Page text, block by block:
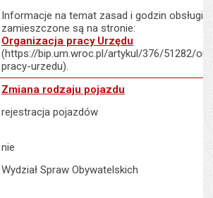
Informacje na temat zasad i godzin obsługi
zamieszczone są na stronie:
Organizacja pracy Urzędu
(https://bip.um.wroc.pl/artykul/376/51282/
pracy-urzedu).
rodzaju pojazdu
Zmiana rodzaju pojazdu
rejestracja pojazdów
nie
Wydział Spraw Obywatelskich